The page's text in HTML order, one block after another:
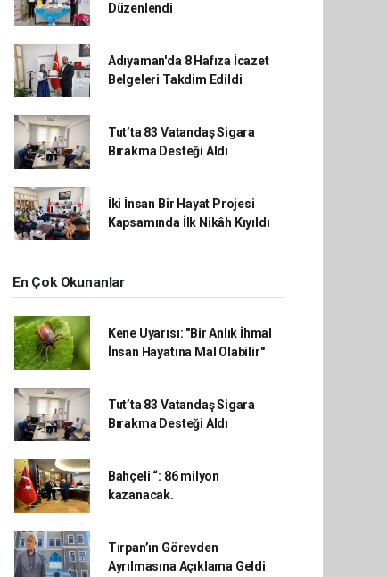
Düzenlendi
Adıyaman'da 8 Hafıza İcazet
Belgeleri Takdim Edildi
Tut’ta 83 Vatandaş Sigara
Bırakma Desteği Aldı
İki İnsan Bir Hayat Projesi
Kapsamında İlk Nikâh Kıyıldı
En Çok Okunanlar
Kene Uyarısı: "Bir Anlık İhmal
İnsan Hayatına Mal Olabilir"
Tut’ta 83 Vatandaş Sigara
Bırakma Desteği Aldı
Bahçeli “: 86 milyon
kazanacak.
Tırpan’ın Görevden
Ayrılmasına Açıklama Geldi